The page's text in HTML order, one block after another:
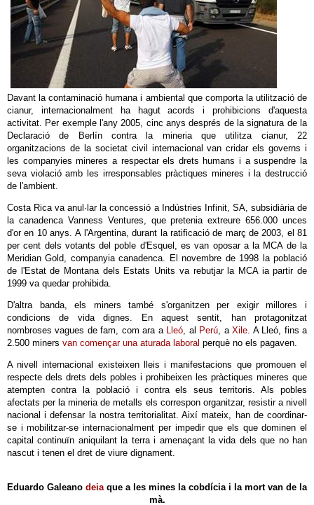
Davant la contaminació humana i ambiental que comporta la utilització de
cianur, internacionalment ha hagut acords i prohibicions d'aquesta
activitat. Per exemple l'any 2005, cinc anys després de la signatura de la
Declaració de Berlín contra la mineria que utilitza cianur, 22
organitzacions de la societat civil internacional van cridar els governs i
les companyies mineres a respectar els drets humans i a suspendre la
seva violació amb les irresponsables pràctiques mineres i la destrucció
de l'ambient.
Costa Rica va anul·lar la concessió a Indústries Infinit, SA, subsidiària de
la canadenca Vanness Ventures, que pretenia extreure 656.000 unces
d'or en 10 anys. A l'Argentina, durant la ratificació de març de 2003, el 81
per cent dels votants del poble d'Esquel, es van oposar a la MCA de la
Meridian Gold, companyia canadenca. El novembre de 1998 la població
de l'Estat de Montana dels Estats Units va rebutjar la MCA ia partir de
1999 va quedar prohibida.
D'altra banda, els miners també s'organitzen per exigir millores i
condicions de vida dignes. En aquest sentit, han protagonitzat
nombroses vagues de fam, com ara a Lleó, al Perú, aXile. A Lleó, fins a
2.500 miners van començar una aturada laboral perquè no els pagaven.
A nivell internacional existeixen lleis i manifestacions que promouen el
respecte dels drets dels pobles i prohibeixen les pràctiques mineres que
atempten contra la població i contra els seus territoris. Als pobles
afectats per la mineria de metalls els correspon organitzar, resistir a nivell
nacional i defensar la nostra territorialitat. Així mateix, han de coordinar-
se i mobilitzar-se internacionalment per impedir que els que dominen el
capital continuïn aniquilant la terra i amenaçant la vida dels que no han
nascut i tenen el dret de viure dignament.
Eduardo Galeano deiaque a les mines la cobdícia i la mort van de la
mà.